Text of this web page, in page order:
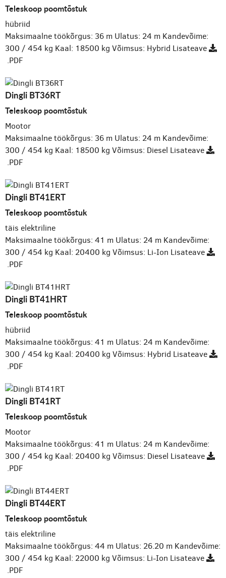
Teleskoop poomtõstuk
hübriid
Maksimaalne töökõrgus: 36 m Ulatus: 24 m Kandevõime:
300 / 454 kg Kaal: 18500 kg Võimsus: Hybrid Lisateave
.PDF
Dingli BT36RT
Teleskoop poomtõstuk
Mootor
Maksimaalne töökõrgus: 36 m Ulatus: 24 m Kandevõime:
300 / 454 kg Kaal: 18500 kg Võimsus: Diesel Lisateave
.PDF
Dingli BT41ERT
Teleskoop poomtõstuk
täis elektriline
Maksimaalne töökõrgus: 41 m Ulatus: 24 m Kandevõime:
300 / 454 kg Kaal: 20400 kg Võimsus: Li-Ion Lisateave
.PDF
Dingli BT41HRT
Teleskoop poomtõstuk
hübriid
Maksimaalne töökõrgus: 41 m Ulatus: 24 m Kandevõime:
300 / 454 kg Kaal: 20400 kg Võimsus: Hybrid Lisateave
.PDF
Dingli BT41RT
Teleskoop poomtõstuk
Mootor
Maksimaalne töökõrgus: 41 m Ulatus: 24 m Kandevõime:
300 / 454 kg Kaal: 20400 kg Võimsus: Diesel Lisateave
.PDF
Dingli BT44ERT
Teleskoop poomtõstuk
täis elektriline
Maksimaalne töökõrgus: 44 m Ulatus: 26.20 m Kandevõime:
300 / 454 kg Kaal: 22000 kg Võimsus: Li-Ion Lisateave
.PDF